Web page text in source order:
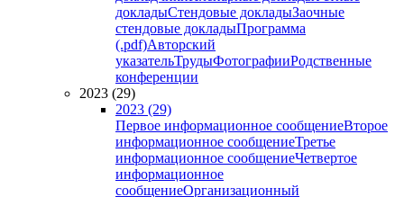
докладыСтендовые докладыЗаочные
стендовые докладыПрограмма
(.pdf)Авторский
указательТрудыФотографииРодственные
конференции
2023 (29)
2023 (29)
Первое информационное сообщениеВторое
информационное сообщениеТретье
информационное сообщениеЧетвертое
информационное
сообщениеОрганизационный